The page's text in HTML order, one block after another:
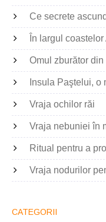
Ce secrete
În largul
Omul zburător
Insula Paştelui, o
Vraja ochilor răi
Vraja nebuniei în
Ritual pentru a
Vraja nodurilor
CATEGORII